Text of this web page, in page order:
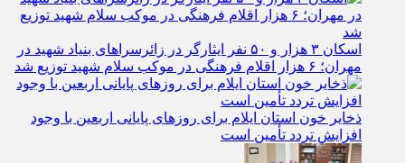
اسکان ۳ هزار و ۵۰ نفر ایثارگر در زائرسراهای بنیاد شهید در
مهران؛ ۶ هزار اقلام فرهنگی در موکب سلام شهید توزیع شد
ذخایر خون استان ایلام برای روزهای پایانی اربعین با وجود
افزایش تردد تأمین است